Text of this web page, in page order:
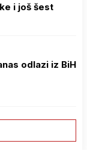
i još šest
odlazi iz BiH